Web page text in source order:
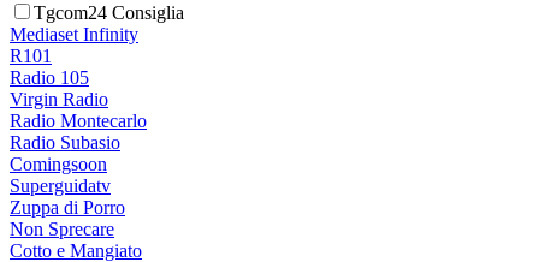
Tgcom24 Consiglia
Mediaset Infinity
R101
Radio 105
Virgin Radio
Radio Montecarlo
Radio Subasio
Comingsoon
Superguidatv
Zuppa di Porro
Non Sprecare
Cotto e Mangiato